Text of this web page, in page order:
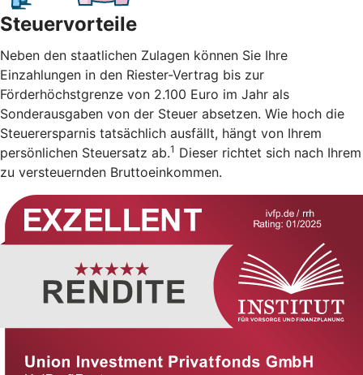
Steuervorteile
Neben den staatlichen Zulagen können Sie Ihre
Einzahlungen in den Riester-Vertrag bis zur
Förderhöchstgrenze von 2.100 Euro im Jahr als
Sonderausgaben von der Steuer absetzen. Wie hoch die
Steuerersparnis tatsächlich ausfällt, hängt von Ihrem
persönlichen Steuersatz ab.1 Dieser richtet sich nach Ihrem
zu versteuernden Bruttoeinkommen.